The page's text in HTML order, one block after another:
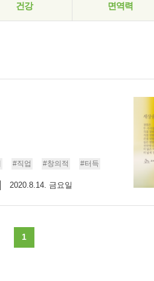
건강 면역력
#직업 #창의적 #터득
2020.8.14. 금요일
1